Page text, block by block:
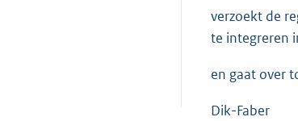
verzoekt de
te integreren
en gaat over
Dik-Faber